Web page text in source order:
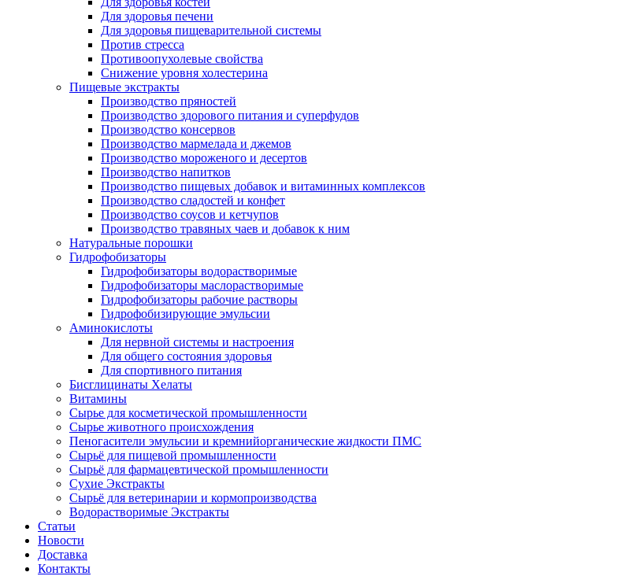
Для здоровья печени
Для здоровья пищеварительной системы
Против стресса
Противоопухолевые свойства
Снижение уровня холестерина
Пищевые экстракты
Производство пряностей
Производство здорового питания и суперфудов
Производство консервов
Производство мармелада и джемов
Производство мороженого и десертов
Производство напитков
Производство пищевых добавок и витаминных комплексов
Производство сладостей и конфет
Производство соусов и кетчупов
Производство травяных чаев и добавок к ним
Натуральные порошки
Гидрофобизаторы
Гидрофобизаторы водорастворимые
Гидрофобизаторы маслорастворимые
Гидрофобизаторы рабочие растворы
Гидрофобизирующие эмульсии
Аминокислоты
Для нервной системы и настроения
Для общего состояния здоровья
Для спортивного питания
Бисглицинаты Хелаты
Витамины
Сырье для косметической промышленности
Сырье животного происхождения
Пеногасители эмульсии и кремнийорганические жидкости ПМС
Сырьё для пищевой промышленности
Сырьё для фармацевтической промышленности
Сухие Экстракты
Сырьё для ветеринарии и кормопроизводства
Водорастворимые Экстракты
Статьи
Новости
Доставка
Контакты